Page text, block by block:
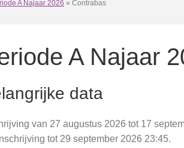
A Najaar 2026 » Contrabas
A Najaar
data
van 27 augustus 2026 tot 17
tot 29 september 2026 23:45.